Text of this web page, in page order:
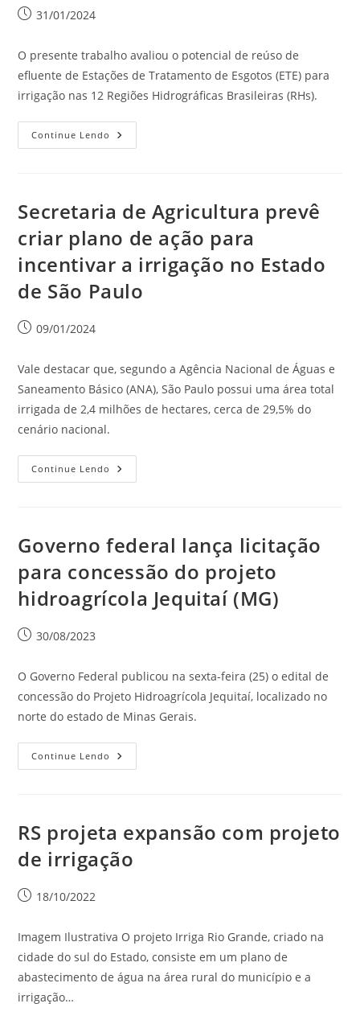
31/01/2024
O presente trabalho avaliou o potencial de reúso de
efluente de Estações de Tratamento de Esgotos (ETE) para
irrigação nas 12 Regiões Hidrográficas Brasileiras (RHs).
Continue Lendo
Secretaria de Agricultura prevê
criar plano de ação para
incentivar a irrigação no Estado
de São Paulo
09/01/2024
Vale destacar que, segundo a Agência Nacional de Águas e
Saneamento Básico (ANA), São Paulo possui uma área total
irrigada de 2,4 milhões de hectares, cerca de 29,5% do
cenário nacional.
Continue Lendo
Governo federal lança licitação
para concessão do projeto
hidroagrícola Jequitaí (MG)
30/08/2023
O Governo Federal publicou na sexta-feira (25) o edital de
concessão do Projeto Hidroagrícola Jequitaí, localizado no
norte do estado de Minas Gerais.
Continue Lendo
RS projeta expansão com projeto
de irrigação
18/10/2022
Imagem Ilustrativa O projeto Irriga Rio Grande, criado na
cidade do sul do Estado, consiste em um plano de
abastecimento de água na área rural do município e a
irrigação…